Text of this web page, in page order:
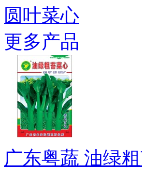
圆叶菜心
更多产品
广东粤蔬 油绿